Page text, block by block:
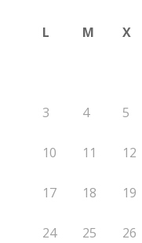
L M X
3 4 5
10 11 12
17 18 19
24 25 26